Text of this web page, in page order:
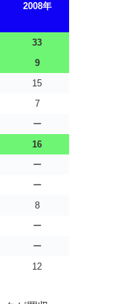
2008年
33
9
15
7
ー
16
ー
ー
8
ー
ー
12